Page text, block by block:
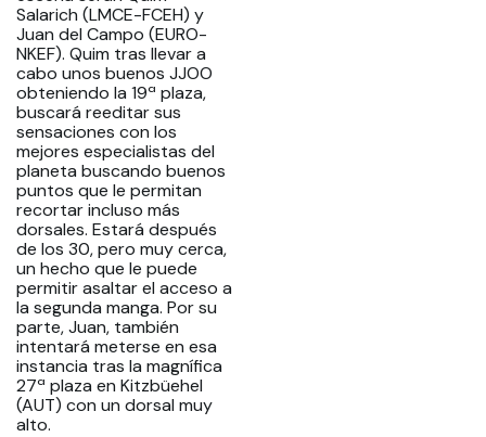
Salarich (LMCE-FCEH) y
Juan del Campo (EURO-
NKEF). Quim tras llevar a
cabo unos buenos JJOO
obteniendo la 19ª plaza,
buscará reeditar sus
sensaciones con los
mejores especialistas del
planeta buscando buenos
puntos que le permitan
recortar incluso más
dorsales. Estará después
de los 30, pero muy cerca,
un hecho que le puede
permitir asaltar el acceso a
la segunda manga. Por su
parte, Juan, también
intentará meterse en esa
instancia tras la magnífica
27ª plaza en Kitzbüehel
(AUT) con un dorsal muy
alto.